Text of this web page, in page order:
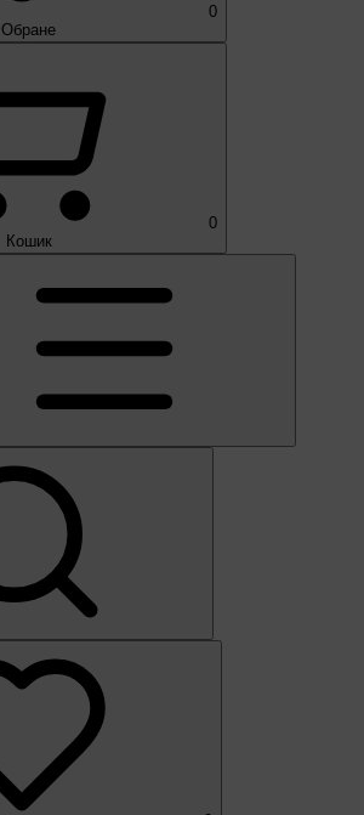
0
Обране
0
Кошик